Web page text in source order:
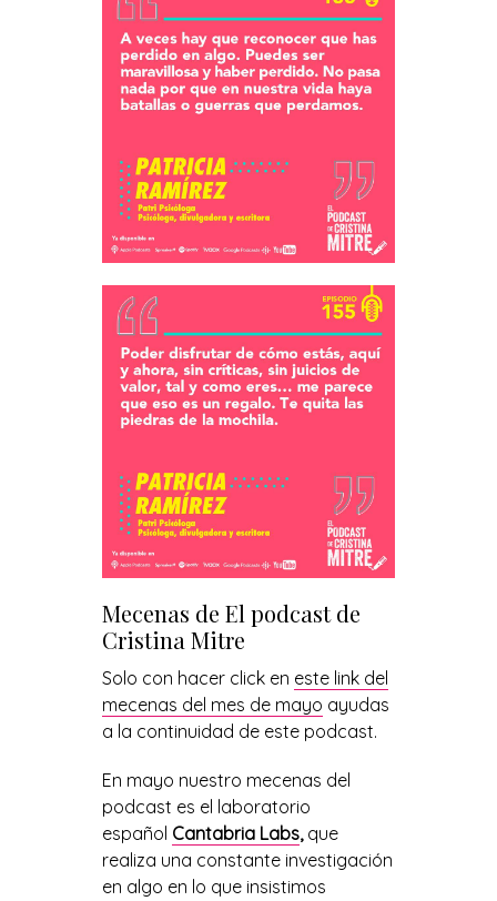
Mecenas de El podcast de
Cristina Mitre
Solo con hacer click en este link del
mecenas del mes de mayo ayudas
a la continuidad de este podcast.
En mayo nuestro mecenas del
podcast es el laboratorio
español Cantabria Labs,que
realiza una constante investigación
en algo en lo que insistimos